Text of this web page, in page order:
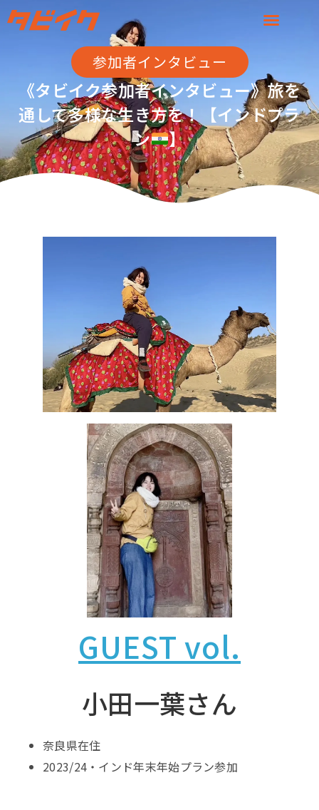
参加者インタビュー
《タビイク参加者インタビュー》旅を
通して多様な生き方を！【インドプラ
ン
】
GUEST vol.
小田一葉さん
奈良県在住
2023/24・インド年末年始プラン参加